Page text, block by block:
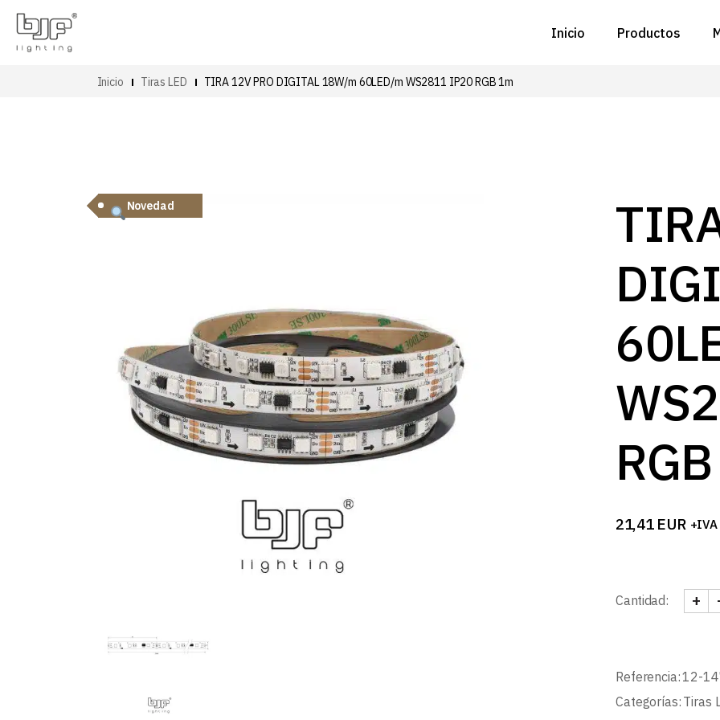
Inicio Productos
Inicio Tiras LED TIRA 12V PRO DIGITAL 18W/m 60LED/m WS2811 IP20 RGB 1m
Novedad
21,41 EUR +IVA
Cantidad: +
Referencia:12-
Categorías: Tiras